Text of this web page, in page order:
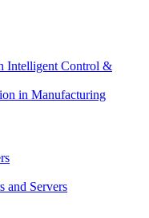
Intelligent Control &
in Manufacturing
and Servers